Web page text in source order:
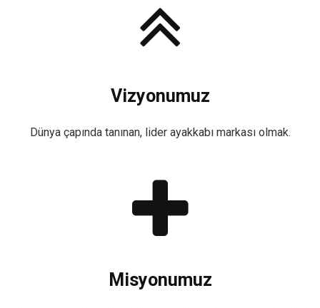
Vizyonumuz
Dünya çapında tanınan, lider ayakkabı markası olmak.
Misyonumuz